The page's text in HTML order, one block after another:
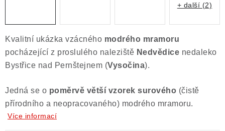
Ochrana osobních údajů
Výkup minerálů a drahých kamenů
Formulář pro odstoupení od smlouvy
Kvalitní ukázka vzácného modrého mramoru
pocházející z proslulého naleziště Nedvědice nedaleko
Bystřice nad Pernštejnem (Vysočina).
Jedná se o poměrvě větší vzorek surového (čistě
přírodního a neopracovaného) modrého mramoru.
Více informací
+ další (2)